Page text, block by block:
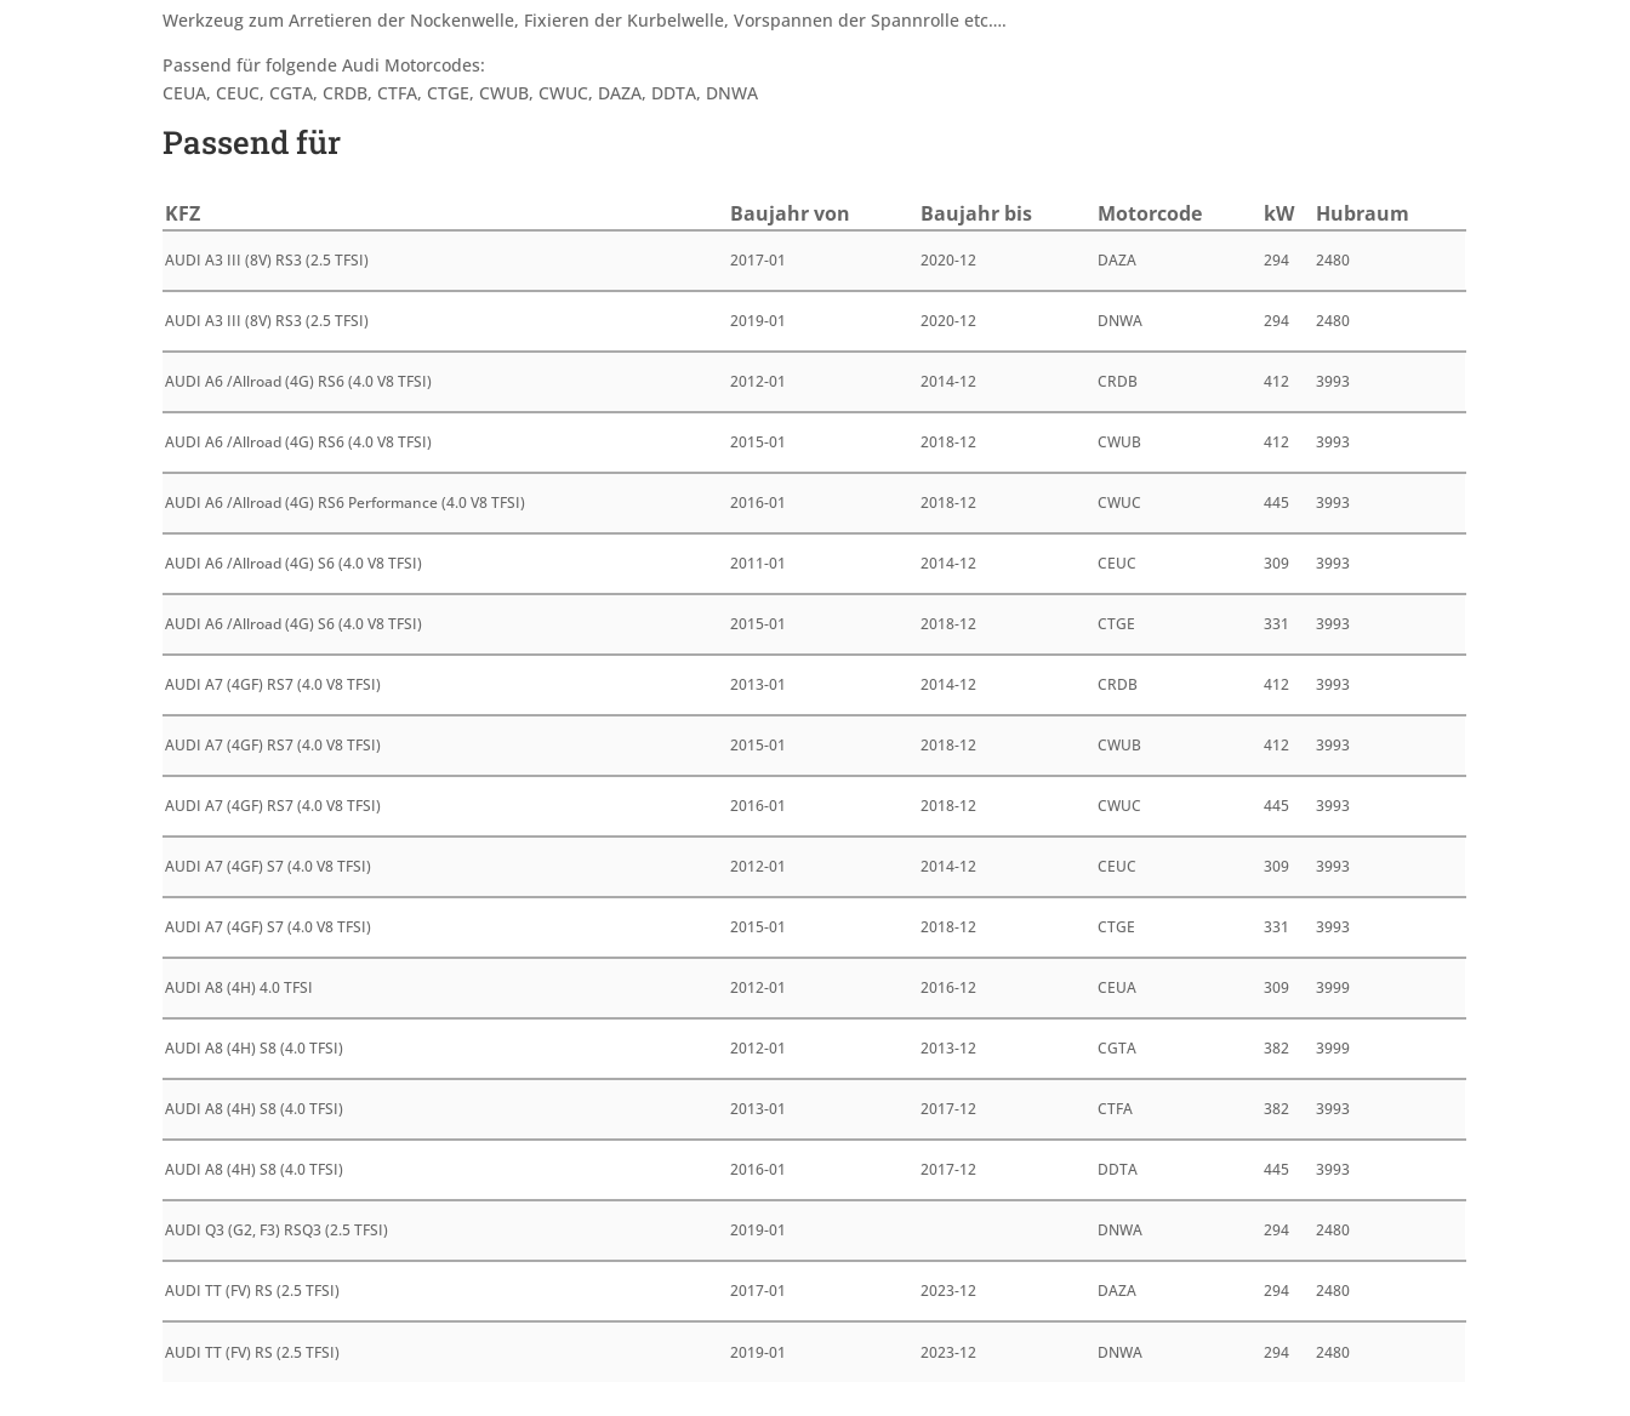
Werkzeug zum Arretieren der Nockenwelle, Fixieren der Kurbelwelle, Vorspannen der Spannrolle etc….
Passend für folgende Audi Motorcodes:
CEUA, CEUC, CGTA, CRDB, CTFA, CTGE, CWUB, CWUC, DAZA, DDTA, DNWA
Passend für
KFZ Bau­jahr von Bau­jahr bis Motor­code kW Hub­raum
AUDI A3 III (8V) RS3 (2.5 TFSI) 2017-01 2020-12 DAZA 294 2480
AUDI A3 III (8V) RS3 (2.5 TFSI) 2019-01 2020-12 DNWA 294 2480
AUDI A6 /Allroad (4G) RS6 (4.0 V8 TFSI) 2012-01 2014-12 CRDB 412 3993
AUDI A6 /Allroad (4G) RS6 (4.0 V8 TFSI) 2015-01 2018-12 CWUB 412 3993
AUDI A6 /Allroad (4G) RS6 Performance (4.0 V8 TFSI) 2016-01 2018-12 CWUC 445 3993
AUDI A6 /Allroad (4G) S6 (4.0 V8 TFSI) 2011-01 2014-12 CEUC 309 3993
AUDI A6 /Allroad (4G) S6 (4.0 V8 TFSI) 2015-01 2018-12 CTGE 331 3993
AUDI A7 (4GF) RS7 (4.0 V8 TFSI) 2013-01 2014-12 CRDB 412 3993
AUDI A7 (4GF) RS7 (4.0 V8 TFSI) 2015-01 2018-12 CWUB 412 3993
AUDI A7 (4GF) RS7 (4.0 V8 TFSI) 2016-01 2018-12 CWUC 445 3993
AUDI A7 (4GF) S7 (4.0 V8 TFSI) 2012-01 2014-12 CEUC 309 3993
AUDI A7 (4GF) S7 (4.0 V8 TFSI) 2015-01 2018-12 CTGE 331 3993
AUDI A8 (4H) 4.0 TFSI 2012-01 2016-12 CEUA 309 3999
AUDI A8 (4H) S8 (4.0 TFSI) 2012-01 2013-12 CGTA 382 3999
AUDI A8 (4H) S8 (4.0 TFSI) 2013-01 2017-12 CTFA 382 3993
AUDI A8 (4H) S8 (4.0 TFSI) 2016-01 2017-12 DDTA 445 3993
AUDI Q3 (G2, F3) RSQ3 (2.5 TFSI) 2019-01 DNWA 294 2480
AUDI TT (FV) RS (2.5 TFSI) 2017-01 2023-12 DAZA 294 2480
AUDI TT (FV) RS (2.5 TFSI) 2019-01 2023-12 DNWA 294 2480